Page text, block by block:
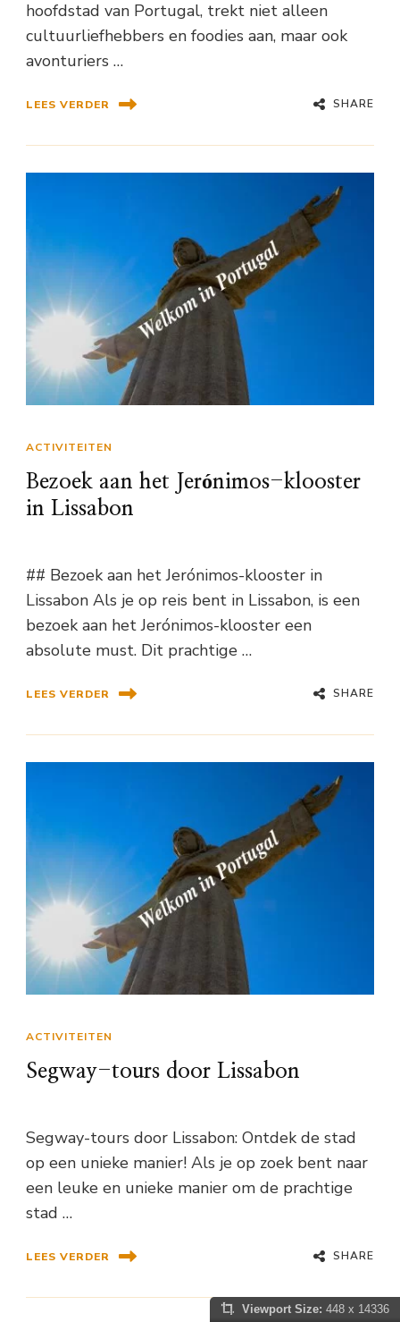
hoofdstad van Portugal, trekt niet alleen
cultuurliefhebbers en foodies aan, maar ook
avonturiers …
LEES VERDER SHARE
ACTIVITEITEN
Bezoek aan het Jerónimos-klooster
in Lissabon
## Bezoek aan het Jerónimos-klooster in
Lissabon Als je op reis bent in Lissabon, is een
bezoek aan het Jerónimos-klooster een
absolute must. Dit prachtige …
LEES VERDER SHARE
ACTIVITEITEN
Segway-tours door Lissabon
Segway-tours door Lissabon: Ontdek de stad
op een unieke manier! Als je op zoek bent naar
een leuke en unieke manier om de prachtige
stad …
LEES VERDER SHARE
Viewport Size: 448 x 14336